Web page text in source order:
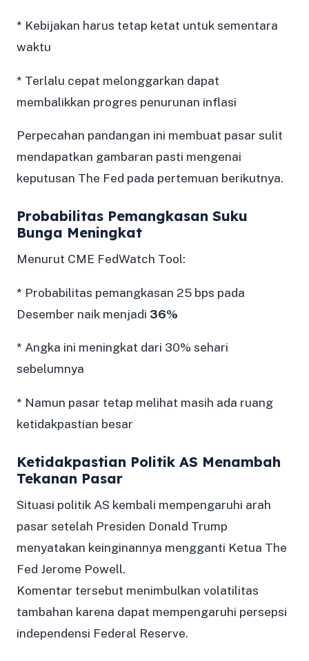
* Kebijakan harus tetap ketat untuk sementara
waktu
* Terlalu cepat melonggarkan dapat
membalikkan progres penurunan inflasi
Perpecahan pandangan ini membuat pasar sulit
mendapatkan gambaran pasti mengenai
keputusan The Fed pada pertemuan berikutnya.
Probabilitas Pemangkasan Suku
Bunga Meningkat
Menurut CME FedWatch Tool:
* Probabilitas pemangkasan 25 bps pada
Desember naik menjadi 36%
* Angka ini meningkat dari 30% sehari
sebelumnya
* Namun pasar tetap melihat masih ada ruang
ketidakpastian besar
Ketidakpastian Politik AS Menambah
Tekanan Pasar
Situasi politik AS kembali mempengaruhi arah
pasar setelah Presiden Donald Trump
menyatakan keinginannya mengganti Ketua The
Fed Jerome Powell.
Komentar tersebut menimbulkan volatilitas
tambahan karena dapat mempengaruhi persepsi
independensi Federal Reserve.